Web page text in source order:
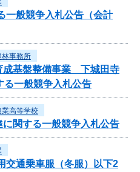
一般競争入札公告（会計
林事務所
成基盤整備事業 下城田寺
一般競争入札公告
業高等学校
関する一般競争入札公告
交通乗車服（冬服）以下2